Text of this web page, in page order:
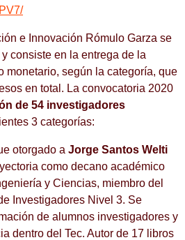
e Innovación Rómulo Garza se
consiste en la entrega de la
monetario, según la categoría, que
en total. La convocatoria 2020
de 54 investigadores
3 categorías:
otorgado a Jorge Santos Welti
como decano académico
y Ciencias, miembro del
Investigadores Nivel 3. Se
de alumnos investigadores y
dentro del Tec. Autor de 17 libros